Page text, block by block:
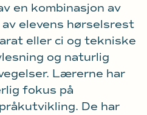
en kombinasjon av
elevens hørselsrest
eller ci og tekniske
og naturlig
Lærerne har
fokus på
De har